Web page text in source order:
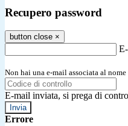
Recupero password
button close ×
Non hai una e-mail associata al
E-mail inviata, si prega di
Errore